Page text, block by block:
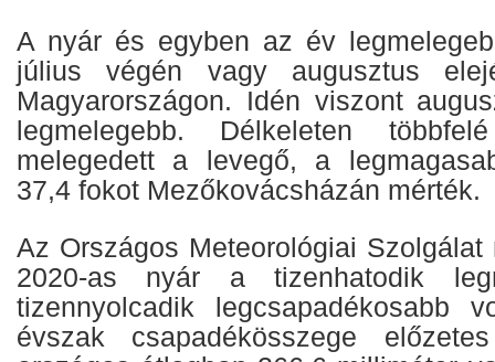
A nyár és egyben az év
július végén vagy augusztus
Magyarországon. Idén viszont
legmelegebb. Délkeleten
melegedett a levegő, a
37,4 fokot Mezőkovácsházán mérték.
Az Országos Meteorológiai
2020-as nyár a tizenhatodik
tizennyolcadik legcsapadékosabb
évszak csapadékösszege